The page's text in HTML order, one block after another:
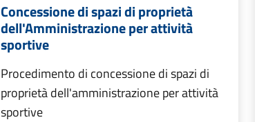
Concessione di spazi di proprietà
dell'Amministrazione per attività
sportive
Procedimento di concessione di spazi di
proprietà dell'amministrazione per attività
sportive